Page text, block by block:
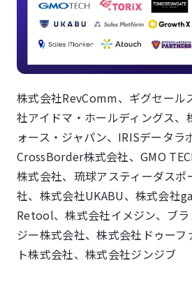
株式会社RevComm、ギグセール
社アイドマ・ホールディングス、
ォース・ジャパン、IRISデータラ
CrossBorder株式会社、GMO
株式会社、琉球アスティーダスポ
社、株式会社UKABU、株式会社
Retool、株式会社イメジン、ブラ
ジー株式会社、株式会社ドゥーフ
ト株式会社、株式会社ジンジブ